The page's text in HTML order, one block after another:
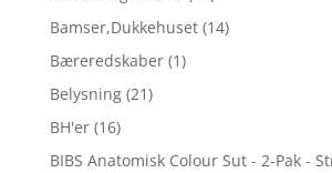
Bamser,Dukkehuset (14)
Bæreredskaber (1)
Belysning (21)
BH'er (16)
BIBS Anatomisk Colour Sut - 2-Pak -